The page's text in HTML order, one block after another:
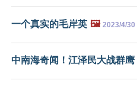
一个真实的毛岸英 🖼️ 2023/4/30
中南海奇闻！江泽民大战群鹰